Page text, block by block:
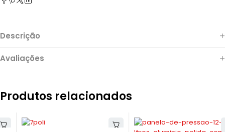
Descrição
Avaliações
Produtos relacionados